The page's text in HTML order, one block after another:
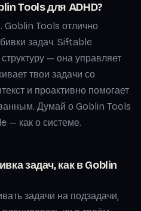
Tools для ADHD?
Tools отлично
задач. Siftable
— она управляет
твои задачи со
и проактивно помогает
Думай о Goblin Tools
— как о системе.
задач, как в Goblin
задачи на подзадачи,